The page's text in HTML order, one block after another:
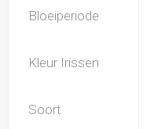
Bloeiperiode
Kleur Irissen
Soort